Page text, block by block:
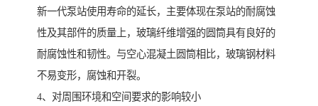
新一代泵站使用寿命的延长，主要体现在泵站的耐腐蚀
性及其部件的质量上，玻璃纤维增强的圆筒具有良好的
耐腐蚀性和韧性。与空心混凝土圆筒相比，玻璃钢材料
不易变形，腐蚀和开裂。
4、对周围环境和空间要求的影响较小